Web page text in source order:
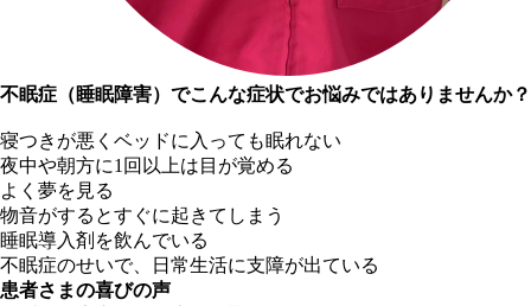
不眠症（睡眠障害）でこんな症状でお悩みではありませんか？
寝つきが悪くベッドに入っても眠れない
夜中や朝方に1回以上は目が覚める
よく夢を見る
物音がするとすぐに起きてしまう
睡眠導入剤を飲んでいる
不眠症のせいで、日常生活に支障が出ている
患者さまの喜びの声